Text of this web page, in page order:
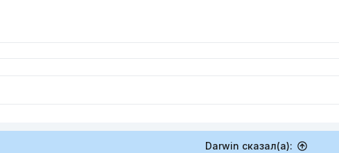
Darwin сказал(а):